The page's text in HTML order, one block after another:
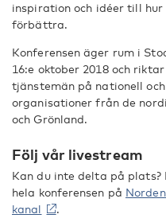
inspiration och idéer till
förbättra.
Konferensen äger rum i
16:e oktober 2018 och
tjänstemän på nationell
organisationer från de
och Grönland.
Följ vår livestream
Kan du inte delta på
hela konferensen på
kanal
.